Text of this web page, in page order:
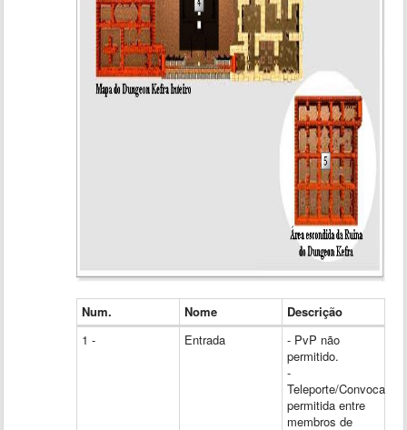
Num. Nome
Descrição
1 -
Entrada
- PvP não
permitido.
-
Teleporte/Convocação
permitida entre
membros de